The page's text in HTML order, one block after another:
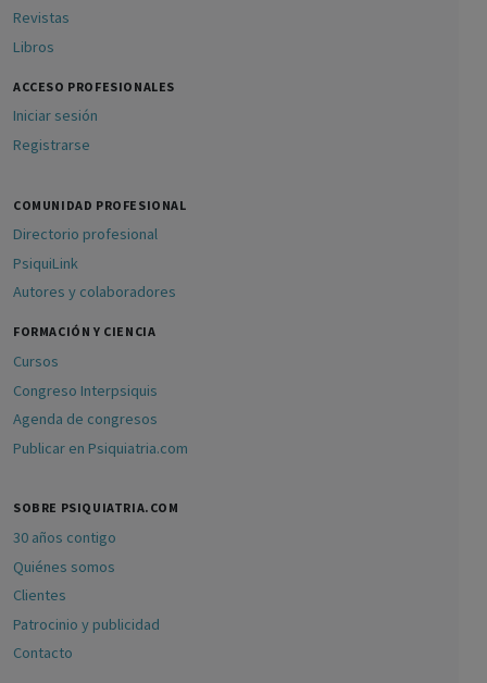
Revistas
Libros
ACCESO PROFESIONALES
Iniciar sesión
Registrarse
COMUNIDAD PROFESIONAL
Directorio profesional
PsiquiLink
Autores y colaboradores
FORMACIÓN Y CIENCIA
Cursos
Congreso Interpsiquis
Agenda de congresos
Publicar en Psiquiatria.com
SOBRE PSIQUIATRIA.COM
30 años contigo
Quiénes somos
Clientes
Patrocinio y publicidad
Contacto